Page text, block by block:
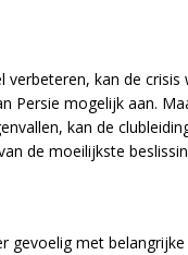
verbeteren, kan de crisis
Persie mogelijk aan.
kan de
de moeilijkste
gevoelig met